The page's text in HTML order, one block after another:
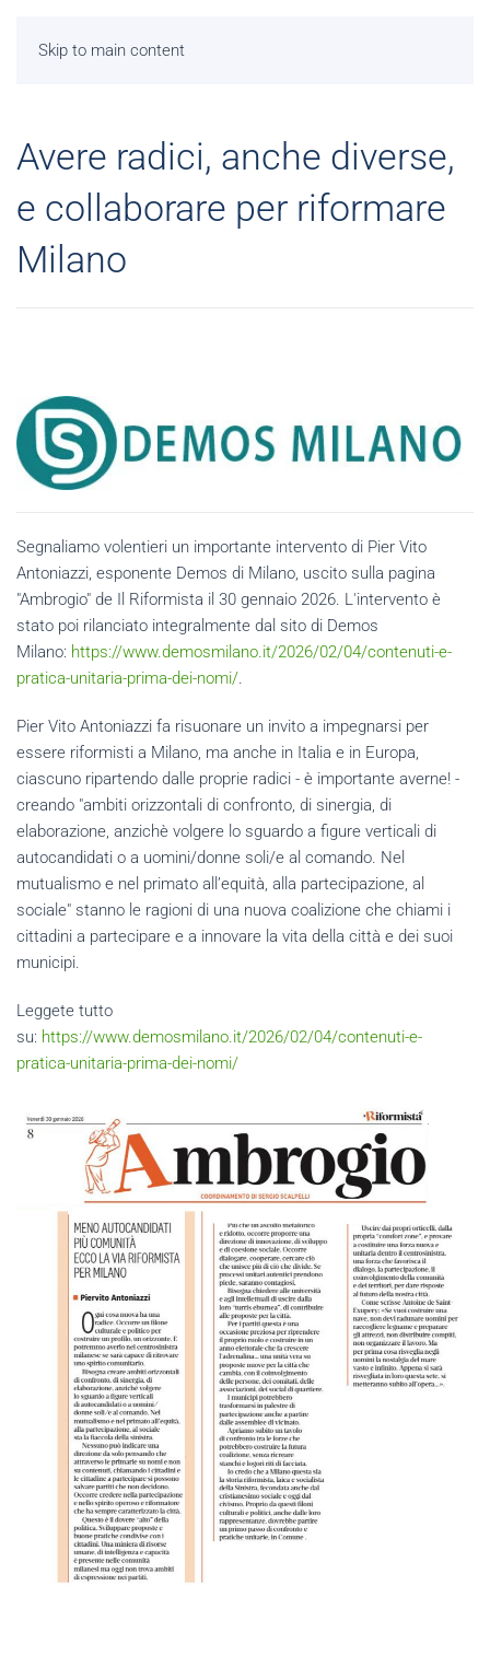
Skip to main content
Avere radici, anche diverse,
e collaborare per riformare
Milano
Segnaliamo volentieri un importante intervento di Pier Vito
Antoniazzi, esponente Demos di Milano, uscito sulla pagina
"Ambrogio" de Il Riformista il 30 gennaio 2026. L'intervento è
stato poi rilanciato integralmente dal sito di Demos
Milano: https://www.demosmilano.it/2026/02/04/contenuti-e-
pratica-unitaria-prima-dei-nomi/.
Pier Vito Antoniazzi fa risuonare un invito a impegnarsi per
essere riformisti a Milano, ma anche in Italia e in Europa,
ciascuno ripartendo dalle proprie radici - è importante averne! -
creando "ambiti orizzontali di confronto, di sinergia, di
elaborazione, anzichè volgere lo sguardo a figure verticali di
autocandidati o a uomini/donne soli/e al comando. Nel
mutualismo e nel primato all’equità, alla partecipazione, al
sociale" stanno le ragioni di una nuova coalizione che chiami i
cittadini a partecipare e a innovare la vita della città e dei suoi
municipi.
Leggete tutto
su: https://www.demosmilano.it/2026/02/04/contenuti-e-
pratica-unitaria-prima-dei-nomi/